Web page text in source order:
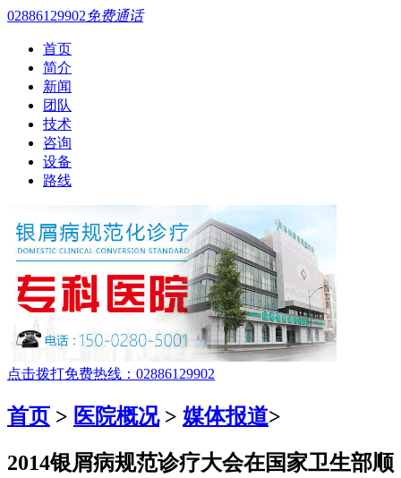
02886129902免费通话
首页
简介
新闻
团队
技术
咨询
设备
路线
点击拨打免费热线：02886129902
首页 > 医院概况> 媒体报道>
2014银屑病规范诊疗大会在国家卫生部顺